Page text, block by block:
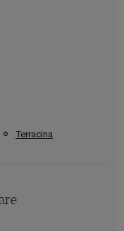
Terracina